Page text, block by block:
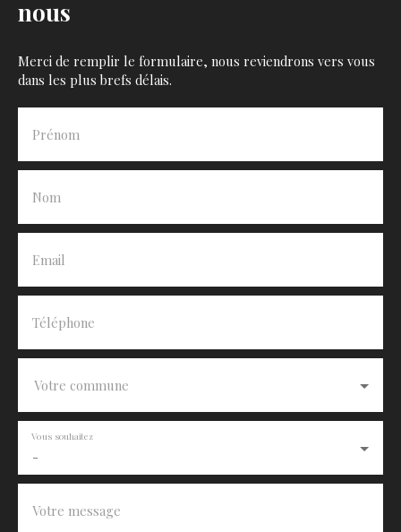
nous
Merci de remplir le formulaire, nous reviendrons vers vous
dans les plus brefs délais.
Prénom
Nom
Email
Téléphone
Votre commune
-
Vous souhaitez
Votre message